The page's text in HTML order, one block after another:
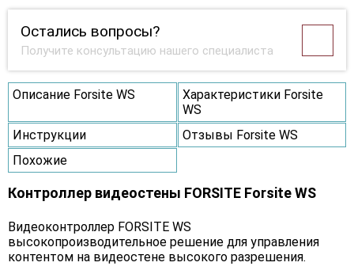
Остались вопросы?
Получите консультацию нашего специалиста
Описание Forsite WS
Характеристики Forsite
WS
Инструкции
Отзывы Forsite WS
Похожие
Контроллер видеостены FORSITE Forsite WS
Видеоконтроллер FORSITE WS
высокопроизводительное решение для управления
контентом на видеостене высокого разрешения.